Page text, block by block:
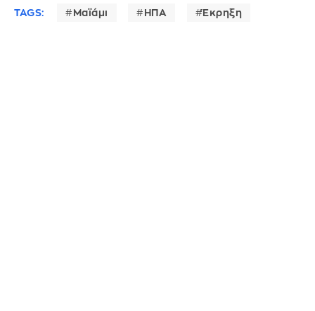
TAGS: Μαϊάμι ΗΠΑ Έκρηξη